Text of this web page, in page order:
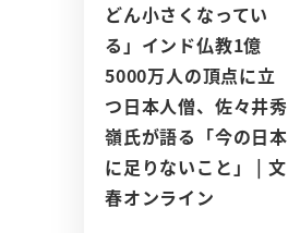
どん小さくなってい
る」インド仏教1億
5000万人の頂点に立
つ日本人僧、佐々井秀
嶺氏が語る「今の日本
に足りないこと」 | 文
春オンライン